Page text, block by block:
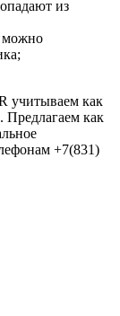
из
можно
учитываем как
Предлагаем как
+7(831)